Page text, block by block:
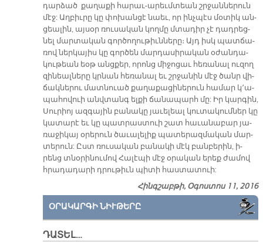
դար­ձած քա­ղա­քի հա­րաւ-ա­րեւմ­տեան շրջան­նե­րուն
մէջ: Աղ­բիւ­րը կը փո­խան­ցէ նաեւ, որ ինչ­պէս մօ­տիկ ան­
ցեա­լին, այ­սօր ռու­սա­կան կող­մը մտա­դիր չէ դադ­րեց­
նել մար­տա­կան գոր­ծո­ղու­թիւն­նե­րը։ Այդ իսկ պատ­ճա­
ռով ներ­կա­յիս կը գոր­ծեն մարդ­ա­սի­րա­կան օ­ժան­դա­
կու­թեան եօթ անց­քեր, ո­րոնց մի­ջո­ցաւ հե­ռա­նալ ու­զող
զի­նեալ­նե­րը կրնան հե­ռա­նալ եւ շրջա­նին մէջ ծանր վի­
ճակ­նե­րու մատ­նուած քա­ղա­քա­ցի­նե­րուն հա­մար կ՚ա­
պա­հո­վուի անվ­տանգ ել­քի ճա­նա­պարհ մը: Իր կար­գին,
Սու­րիոյ ազ­գա­յին բա­նա­կը յա­ւե­լեալ կու­տա­կում­ներ կը
կա­տա­րէ եւ կը պատ­րաս­տուի շատ հա­ւա­նա­բար յա­
ռա­ջի­կայ օ­րե­րուն ծա­ւա­լե­լիք պա­տե­րազ­մա­կան մար­
տե­րուն: Ըստ ռու­սա­կան բա­նա­կի մէկ բան­բե­րին, ի­
րենց տնօ­րի­նու­մով Հա­լէ­պի մէջ օ­րա­կան ե­րեք ժա­մով
հրա­դա­դա­րի դրու­թիւն պի­տի հաս­տա­տուի:
Հինգշաբթի, Օգոստոս 11, 2016
ՕՐԱԿԱՐԳԻ ՆԻՒԹԵՐԸ
ԴԱՏԵԼ…